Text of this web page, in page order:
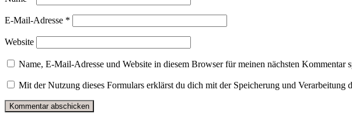
E-Mail-Adresse *
Website
Name, E-Mail-Adresse und Website in diesem Browser für meinen nächsten Kommentar
Mit der Nutzung dieses Formulars erklärst du dich mit der Speicherung und Verarbeitung